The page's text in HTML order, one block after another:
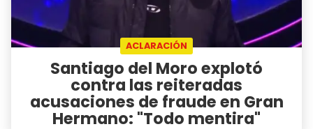
ACLARACIÓN
Santiago del Moro explotó
contra las reiteradas
acusaciones de fraude en Gran
Hermano: "Todo mentira"